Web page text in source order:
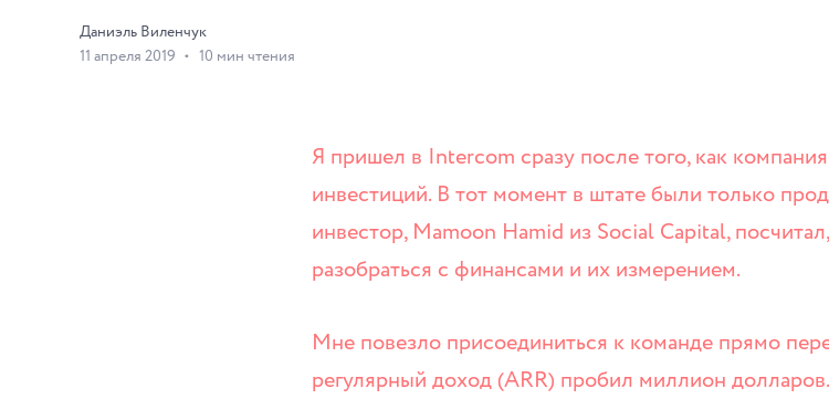
Даниэль Виленчук
11 апреля 2019
10 мин чтения
Я пришел в Intercom сразу после того, как
инвестиций. В тот момент в штате были только
инвестор, Mamoon Hamid из Social Capital,
разобраться с финансами и их измерением.
Мне повезло присоединиться к команде прямо
регулярный доход (ARR) пробил миллион